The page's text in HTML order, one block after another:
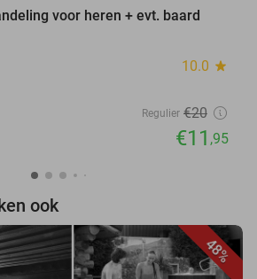
voor heren + evt. baard
10.0 star
Regulier €20
€11 ,95
ook
48%